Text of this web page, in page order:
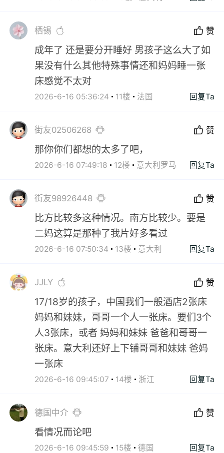
栖锡 赞
成年了 还是要分开睡好 男孩子这么大了如
果没有什么其他特殊事情还和妈妈睡一张
床感觉不太对
2026-6-16 05:36:24 11楼 法国 回复Ta
街友02506268 赞
那你你们都想的太多了吧，
2026-6-16 07:49:18 12楼 意大利罗马 回复Ta
街友98926448 赞
比方比较多这种情况。南方比较少。要是
二妈这算是那种了我片好多看过
2026-6-16 07:50:34 13楼 意大利 回复Ta
JJLY 赞
17/18岁的孩子，中国我们一般酒店2张床
妈妈和妹妹，哥哥一个人一张床。要们3个
人3张床，或者 妈妈和妹妹 爸爸和哥哥一
张床。意大利还好上下铺哥哥和妹妹 爸妈
一张床
2026-6-16 09:45:07 14楼 浙江 回复Ta
德国中介 赞
看情况而论吧
2026-6-16 09:45:59 15楼 德国 回复Ta